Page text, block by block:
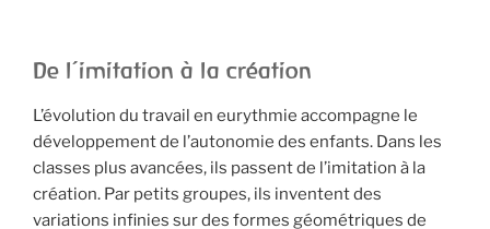
De l’imitation à la création
L’évolution du travail en eurythmie accompagne le
développement de l’autonomie des enfants. Dans les
classes plus avancées, ils passent de l’imitation à la
création. Par petits groupes, ils inventent des
variations infinies sur des formes géométriques de